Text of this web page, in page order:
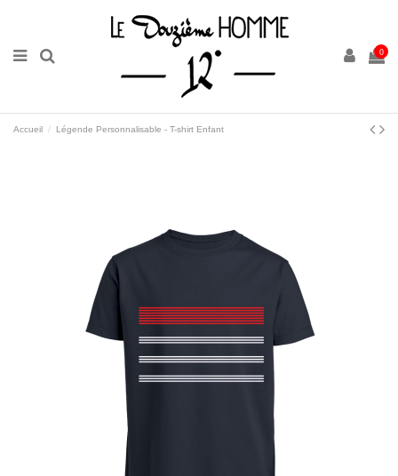
0
Accueil Légende Personnalisable - T-shirt Enfant